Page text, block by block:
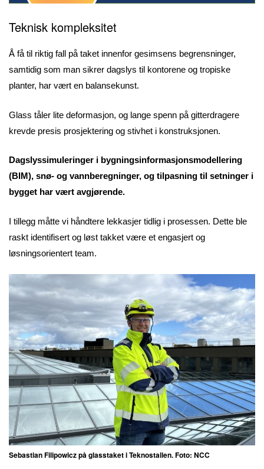
Teknisk kompleksitet
Å få til riktig fall på taket innenfor gesimsens begrensninger,
samtidig som man sikrer dagslys til kontorene og tropiske
planter, har vært en balansekunst.
Glass tåler lite deformasjon, og lange spenn på gitterdragere
krevde presis prosjektering og stivhet i konstruksjonen.
Dagslyssimuleringer i bygningsinformasjonsmodellering
(BIM), snø- og vannberegninger, og tilpasning til setninger i
bygget har vært avgjørende.
I tillegg måtte vi håndtere lekkasjer tidlig i prosessen. Dette ble
raskt identifisert og løst takket være et engasjert og
løsningsorientert team.
Sebastian Filipowicz på glasstaket i Teknostallen. Foto: NCC